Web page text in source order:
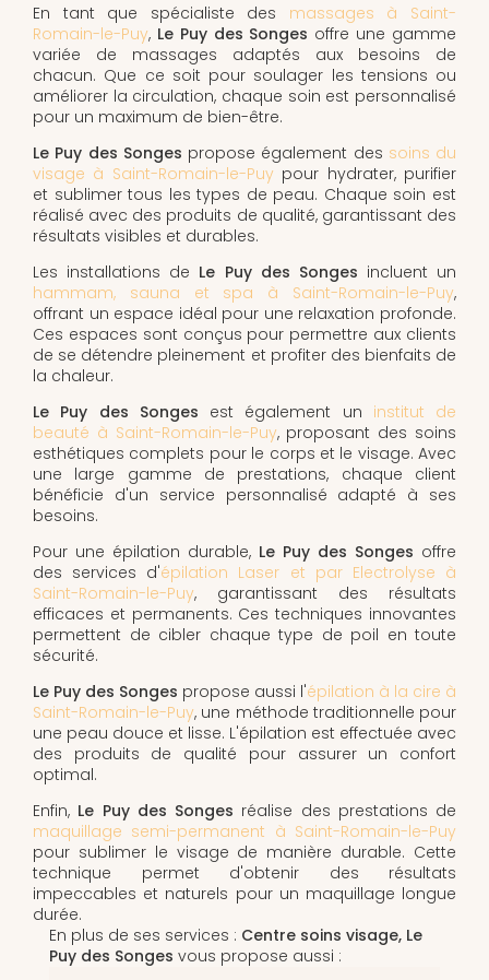
En tant que spécialiste des massages à Saint-
Romain-le-Puy, Le Puy des Songes offre une gamme
variée de massages adaptés aux besoins de
chacun. Que ce soit pour soulager les tensions ou
améliorer la circulation, chaque soin est personnalisé
pour un maximum de bien-être.
Le Puy des Songes propose également des soins du
visage à Saint-Romain-le-Puypour hydrater, purifier
et sublimer tous les types de peau. Chaque soin est
réalisé avec des produits de qualité, garantissant des
résultats visibles et durables.
Les installations de Le Puy des Songes incluent un
hammam, sauna et spa à Saint-Romain-le-Puy,
offrant un espace idéal pour une relaxation profonde.
Ces espaces sont conçus pour permettre aux clients
de se détendre pleinement et profiter des bienfaits de
la chaleur.
Le Puy des Songes est également un institut de
beauté à Saint-Romain-le-Puy, proposant des soins
esthétiques complets pour le corps et le visage. Avec
une large gamme de prestations, chaque client
bénéficie d'un service personnalisé adapté à ses
besoins.
Pour une épilation durable, Le Puy des Songes offre
des services d'épilation Laser et par Electrolyse à
Saint-Romain-le-Puy, garantissant des résultats
efficaces et permanents. Ces techniques innovantes
permettent de cibler chaque type de poil en toute
sécurité.
Le Puy des Songes propose aussi l'épilation à la cire à
Saint-Romain-le-Puy, une méthode traditionnelle pour
une peau douce et lisse. L'épilation est effectuée avec
des produits de qualité pour assurer un confort
optimal.
Enfin, Le Puy des Songes réalise des prestations de
maquillage semi-permanent à Saint-Romain-le-Puy
pour sublimer le visage de manière durable. Cette
technique permet d'obtenir des résultats
impeccables et naturels pour un maquillage longue
durée.
En plus de ses services : Centre soins visage, Le
Puy des Songes vous propose aussi :